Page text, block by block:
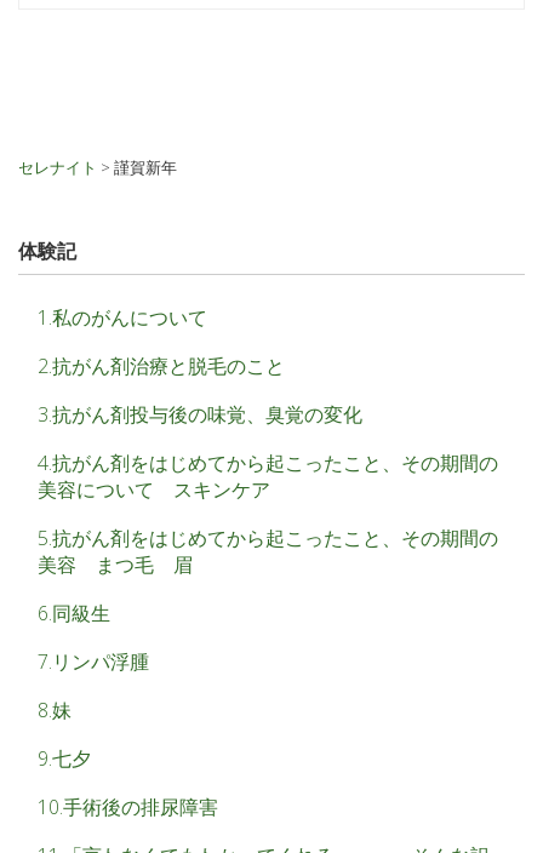
セレナイト > 謹賀新年
体験記
1.私のがんについて
2.抗がん剤治療と脱毛のこと
3.抗がん剤投与後の味覚、臭覚の変化
4.抗がん剤をはじめてから起こったこと、その期間の
美容について スキンケア
5.抗がん剤をはじめてから起こったこと、その期間の
美容 まつ毛 眉
6.同級生
7.リンパ浮腫
8.妹
9.七夕
10.手術後の排尿障害